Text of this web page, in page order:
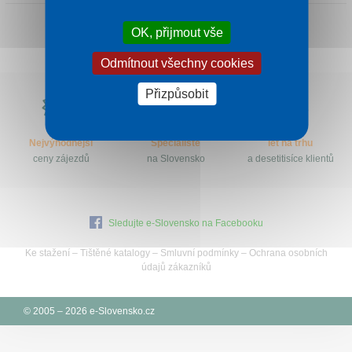
Slovensko.cz?
Nejvýhodnější
ceny zájezdů
Specialisté
na Slovensko
let na trhu
a desetitisíce klientů
Sledujte e-Slovensko na Facebooku
Ke stažení – Tištěné katalogy– Smluvní podmínky– Ochrana osobních
údajů zákazníků
© 2005 – 2026 e-Slovensko.cz
OK, přijmout vše
Odmítnout všechny cookies
Přizpůsobit